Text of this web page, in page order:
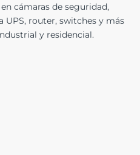
cámaras de seguridad,
UPS, router, switches y más
y residencial.